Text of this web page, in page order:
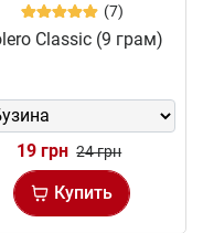
(7)
Classic (9 грам)
19 грн 24 грн
Купить